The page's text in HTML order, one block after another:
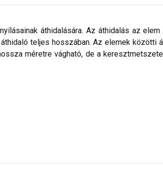
áthidalására. Az áthidalás az
teljes hosszában. Az elemek közötti
méretre vágható, de a